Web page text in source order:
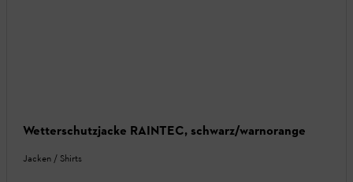
Wetterschutzjacke RAINTEC, schwarz/warnorange
Jacken / Shirts